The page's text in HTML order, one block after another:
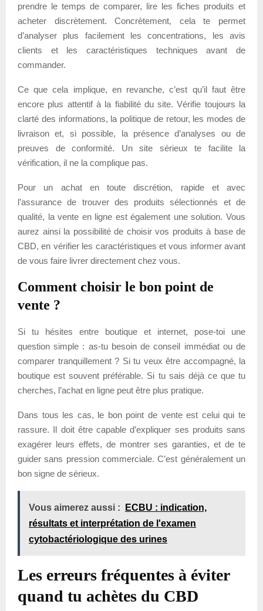
prendre le temps de comparer, lire les fiches produits et
acheter discrètement. Concrètement, cela te permet
d’analyser plus facilement les concentrations, les avis
clients et les caractéristiques techniques avant de
commander.
Ce que cela implique, en revanche, c’est qu’il faut être
encore plus attentif à la fiabilité du site. Vérifie toujours la
clarté des informations, la politique de retour, les modes de
livraison et, si possible, la présence d’analyses ou de
preuves de conformité. Un site sérieux te facilite la
vérification, il ne la complique pas.
Pour un achat en toute discrétion, rapide et avec
l’assurance de trouver des produits sélectionnés et de
qualité, la vente en ligne est également une solution. Vous
aurez ainsi la possibilité de choisir vos produits à base de
CBD, en vérifier les caractéristiques et vous informer avant
de vous faire livrer directement chez vous.
Comment choisir le bon point de
vente ?
Si tu hésites entre boutique et internet, pose-toi une
question simple : as-tu besoin de conseil immédiat ou de
comparer tranquillement ? Si tu veux être accompagné, la
boutique est souvent préférable. Si tu sais déjà ce que tu
cherches, l’achat en ligne peut être plus pratique.
Dans tous les cas, le bon point de vente est celui qui te
rassure. Il doit être capable d’expliquer ses produits sans
exagérer leurs effets, de montrer ses garanties, et de te
guider sans pression commerciale. C’est généralement un
bon signe de sérieux.
Vous aimerez aussi :
ECBU : indication,
résultats et interprétation de l'examen
cytobactériologique des urines
Les erreurs fréquentes à éviter
quand tu achètes du CBD